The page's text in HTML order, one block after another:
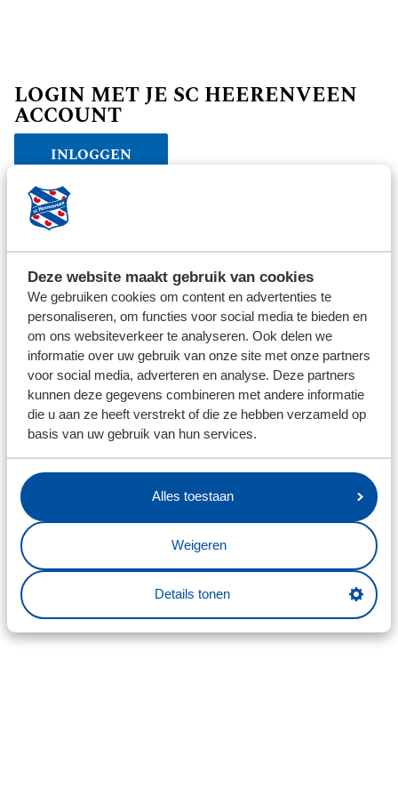
Deze website maakt gebruik van cookies
We gebruiken cookies om content en advertenties te
personaliseren, om functies voor social media te bieden en
om ons websiteverkeer te analyseren. Ook delen we
informatie over uw gebruik van onze site met onze partners
voor social media, adverteren en analyse. Deze partners
kunnen deze gegevens combineren met andere informatie
die u aan ze heeft verstrekt of die ze hebben verzameld op
basis van uw gebruik van hun services.
Alles toestaan
Weigeren
Details tonen
LOGIN MET JE SC HEERENVEEN
ACCOUNT
INLOGGEN
Verder winkelen